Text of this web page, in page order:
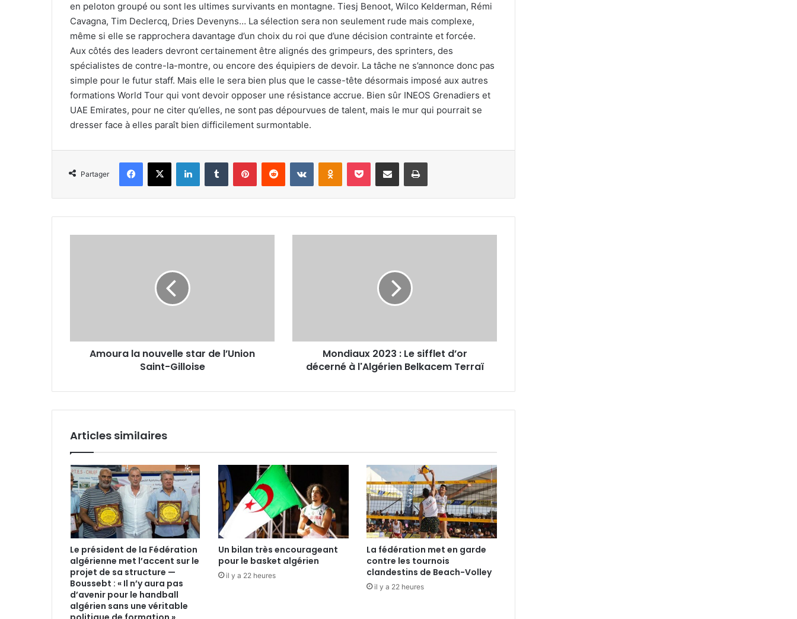
en peloton groupé ou sont les ultimes survivants en montagne. Tiesj Benoot, Wilco Kelderman, Rémi
Cavagna, Tim Declercq, Dries Devenyns… La sélection sera non seulement rude mais complexe,
même si elle se rapprochera davantage d’un choix du roi que d’une décision contrainte et forcée.
Aux côtés des leaders devront certainement être alignés des grimpeurs, des sprinters, des
spécialistes de contre-la-montre, ou encore des équipiers de devoir. La tâche ne s’annonce donc pas
simple pour le futur staff. Mais elle le sera bien plus que le casse-tête désormais imposé aux autres
formations World Tour qui vont devoir opposer une résistance accrue. Bien sûr INEOS Grenadiers et
UAE Emirates, pour ne citer qu’elles, ne sont pas dépourvues de talent, mais le mur qui pourrait se
dresser face à elles paraît bien difficilement surmontable.
Partager
Facebook
X LinkedinTumblr PinterestReddit VKontakteOdnoklassniki
Pocket Partager par email Imprimer
Amoura la nouvelle star de l’Union
Saint-Gilloise
l'Algérien
Belkacem
Terraï
Mondiaux 2023 : Le sifflet d’or
décerné à l'Algérien Belkacem Terraï
Articles similaires
Le président de la Fédération
algérienne met l’accent sur le
projet de sa structure —
Boussebt : « Il n’y aura pas
d’avenir pour le handball
algérien sans une véritable
Un bilan très encourageant
pour le basket algérien
il y a 22 heures
La fédération met en garde
contre les tournois
clandestins de Beach-Volley
il y a 22 heures